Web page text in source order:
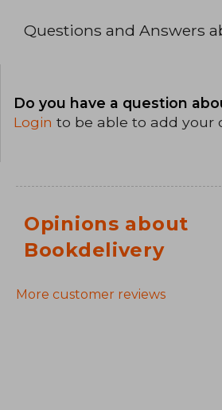
Questions and Answers
Do you have a question
Login to be able to add your
Opinions about
Bookdelivery
More customer reviews